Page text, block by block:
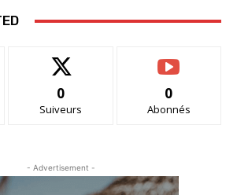
0
Suiveurs
0
Abonnés
- Advertisement -